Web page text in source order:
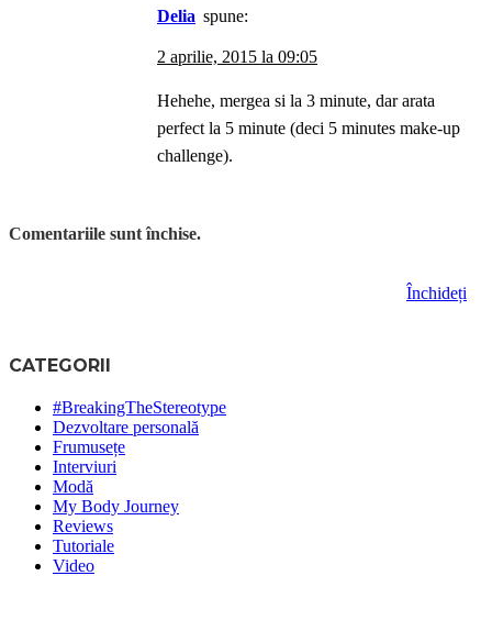
Delia spune:
2 aprilie, 2015 la 09:05
Hehehe, mergea si la 3 minute, dar arata
perfect la 5 minute (deci 5 minutes make-up
challenge).
Comentariile sunt închise.
Închideți
CATEGORII
#BreakingTheStereotype
Dezvoltare personală
Frumusețe
Interviuri
Modă
My Body Journey
Reviews
Tutoriale
Video